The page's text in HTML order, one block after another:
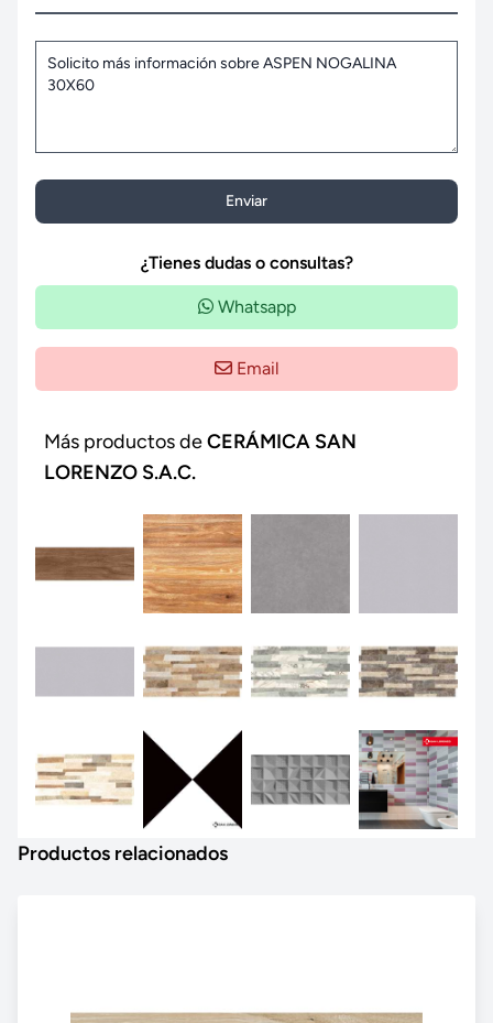
Enviar
¿Tienes dudas o consultas?
Whatsapp
Email
Más productos deCERÁMICA SAN
LORENZO S.A.C.
Productos relacionados